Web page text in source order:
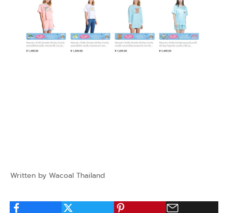
Written by Wacoal Thailand